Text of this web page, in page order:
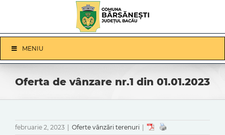
Navigation
MENIU
Oferta de vânzare nr.1 din 01.01.2023
februarie 2, 2023 Oferte vânzări terenuri